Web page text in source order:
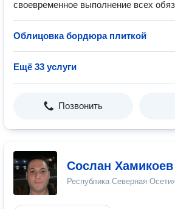
своевременное выполнение всех
Облицовка бордюра плиткой
Ещё 33 услуги
Позвонить
Сослан Хамикоев
Республика Северная